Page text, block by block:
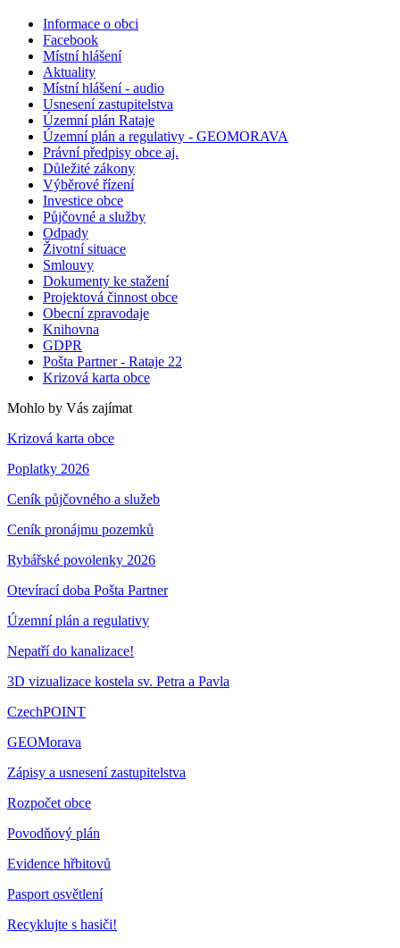
Informace o obci
Facebook
Místní hlášení
Aktuality
Místní hlášení - audio
Usnesení zastupitelstva
Územní plán Rataje
Územní plán a regulativy - GEOMORAVA
Právní předpisy obce aj.
Důležité zákony
Výběrové řízení
Investice obce
Půjčovné a služby
Odpady
Životní situace
Smlouvy
Dokumenty ke stažení
Projektová činnost obce
Obecní zpravodaje
Knihovna
GDPR
Pošta Partner - Rataje 22
Krizová karta obce
Mohlo by Vás zajímat
Krizová karta obce
Poplatky 2026
Ceník půjčovného a služeb
Ceník pronájmu pozemků
Rybářské povolenky 2026
Otevírací doba Pošta Partner
Územní plán a regulativy
Nepatří do kanalizace!
3D vizualizace kostela sv. Petra a Pavla
CzechPOINT
GEOMorava
Zápisy a usnesení zastupitelstva
Rozpočet obce
Povodňový plán
Evidence hřbitovů
Pasport osvětlení
Recyklujte s hasiči!